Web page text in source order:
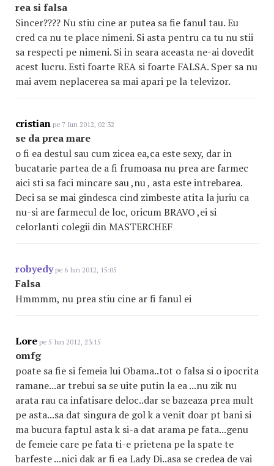
rea si falsa
Sincer???? Nu stiu cine ar putea sa fie fanul tau. Eu
cred ca nu te place nimeni. Si asta pentru ca tu nu stii
sa respecti pe nimeni. Si in seara aceasta ne-ai dovedit
acest lucru. Esti foarte REA si foarte FALSA. Sper sa nu
mai avem neplacerea sa mai apari pe la televizor.
cristian pe 7 Iun 2012, 02:32
se da prea mare
o fi ea destul sau cum zicea ea,ca este sexy, dar in
bucatarie partea de a fi frumoasa nu prea are farmec
aici sti sa faci mincare sau ,nu , asta este intrebarea.
Deci sa se mai gindesca cind zimbeste atita la juriu ca
nu-si are farmecul de loc, oricum BRAVO ,ei si
celorlanti colegii din MASTERCHEF
robyedype 6 Iun 2012, 15:05
Falsa
Hmmmm, nu prea stiu cine ar fi fanul ei
Lore pe 5 Iun 2012, 23:15
omfg
poate sa fie si femeia lui Obama..tot o falsa si o ipocrita
ramane...ar trebui sa se uite putin la ea ...nu zik nu
arata rau ca infatisare deloc..dar se bazeaza prea mult
pe asta...sa dat singura de gol k a venit doar pt bani si
ma bucura faptul asta k si-a dat arama pe fata...genu
de femeie care pe fata ti-e prietena pe la spate te
barfeste ...nici dak ar fi ea Lady Di..asa se credea de vai